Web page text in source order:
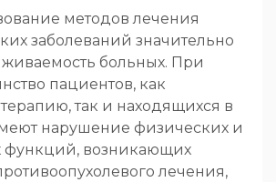
методов лечения
заболеваний значительно
больных. При
пациентов, как
так и находящихся в
нарушение физических и
функций, возникающих
лечения,